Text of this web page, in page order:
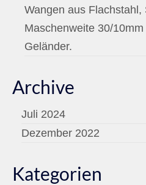
Wangen aus
Maschenweite 30/
Geländer.
Archive
Juli 2024
Dezember 2022
Kategorien